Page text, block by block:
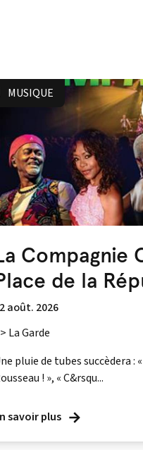
MUSIQUE
Compagnie
de la
août. 2026
La Garde
pluie de tubes succèdera :
! », « C&rsqu...
savoir plus